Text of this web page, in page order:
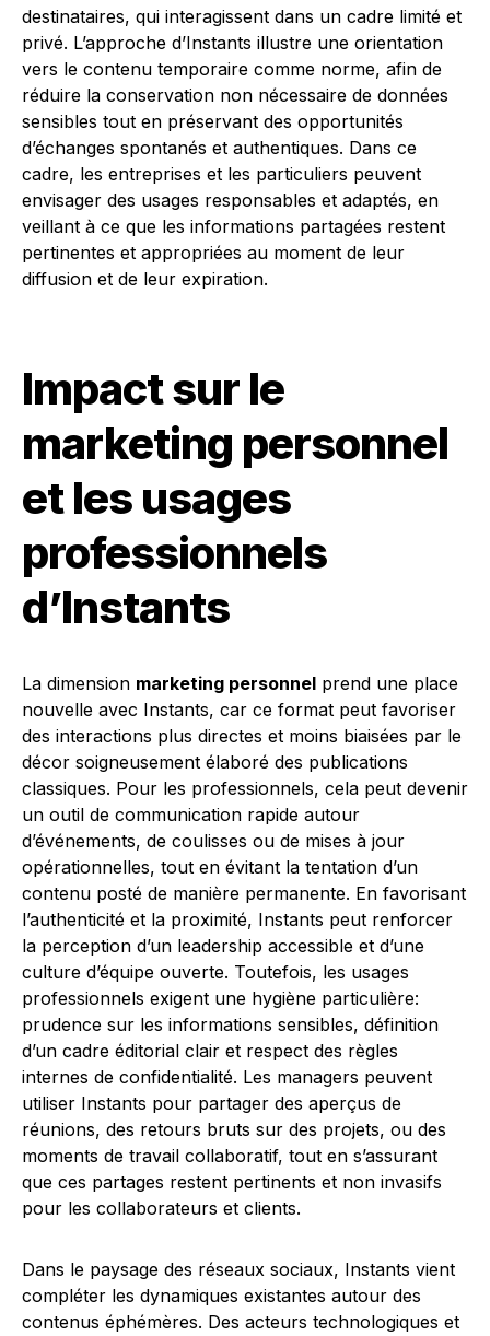
destinataires, qui interagissent dans un cadre limité et
privé. L’approche d’Instants illustre une orientation
vers le contenu temporaire comme norme, afin de
réduire la conservation non nécessaire de données
sensibles tout en préservant des opportunités
d’échanges spontanés et authentiques. Dans ce
cadre, les entreprises et les particuliers peuvent
envisager des usages responsables et adaptés, en
veillant à ce que les informations partagées restent
pertinentes et appropriées au moment de leur
diffusion et de leur expiration.
Impact sur le
marketing personnel
et les usages
professionnels
d’Instants
La dimension marketing personnel prend une place
nouvelle avec Instants, car ce format peut favoriser
des interactions plus directes et moins biaisées par le
décor soigneusement élaboré des publications
classiques. Pour les professionnels, cela peut devenir
un outil de communication rapide autour
d’événements, de coulisses ou de mises à jour
opérationnelles, tout en évitant la tentation d’un
contenu posté de manière permanente. En favorisant
l’authenticité et la proximité, Instants peut renforcer
la perception d’un leadership accessible et d’une
culture d’équipe ouverte. Toutefois, les usages
professionnels exigent une hygiène particulière:
prudence sur les informations sensibles, définition
d’un cadre éditorial clair et respect des règles
internes de confidentialité. Les managers peuvent
utiliser Instants pour partager des aperçus de
réunions, des retours bruts sur des projets, ou des
moments de travail collaboratif, tout en s’assurant
que ces partages restent pertinents et non invasifs
pour les collaborateurs et clients.
Dans le paysage des réseaux sociaux, Instants vient
compléter les dynamiques existantes autour des
contenus éphémères. Des acteurs technologiques et